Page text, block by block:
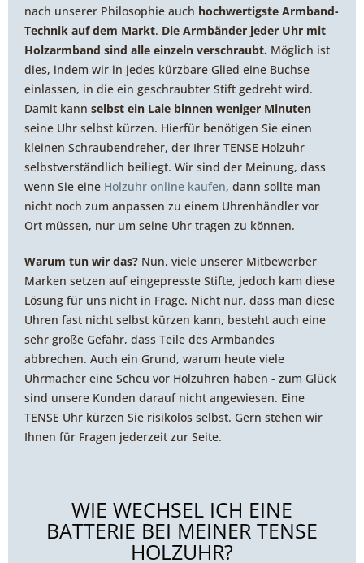
nach unserer Philosophie auch hochwertigste Armband-
Technik auf dem Markt. Die Armbänder jeder Uhr mit
Holzarmband sind alle einzeln verschraubt. Möglich ist
dies, indem wir in jedes kürzbare Glied eine Buchse
einlassen, in die ein geschraubter Stift gedreht wird.
Damit kann selbst ein Laie binnen weniger Minuten
seine Uhr selbst kürzen. Hierfür benötigen Sie einen
kleinen Schraubendreher, der Ihrer TENSE Holzuhr
selbstverständlich beiliegt. Wir sind der Meinung, dass
wenn Sie eine Holzuhr online kaufen, dann sollte man
nicht noch zum anpassen zu einem Uhrenhändler vor
Ort müssen, nur um seine Uhr tragen zu können.
Warum tun wir das? Nun, viele unserer Mitbewerber
Marken setzen auf eingepresste Stifte, jedoch kam diese
Lösung für uns nicht in Frage. Nicht nur, dass man diese
Uhren fast nicht selbst kürzen kann, besteht auch eine
sehr große Gefahr, dass Teile des Armbandes
abbrechen. Auch ein Grund, warum heute viele
Uhrmacher eine Scheu vor Holzuhren haben - zum Glück
sind unsere Kunden darauf nicht angewiesen. Eine
TENSE Uhr kürzen Sie risikolos selbst. Gern stehen wir
Ihnen für Fragen jederzeit zur Seite.
WIE WECHSEL ICH EINE
BATTERIE BEI MEINER TENSE
HOLZUHR?